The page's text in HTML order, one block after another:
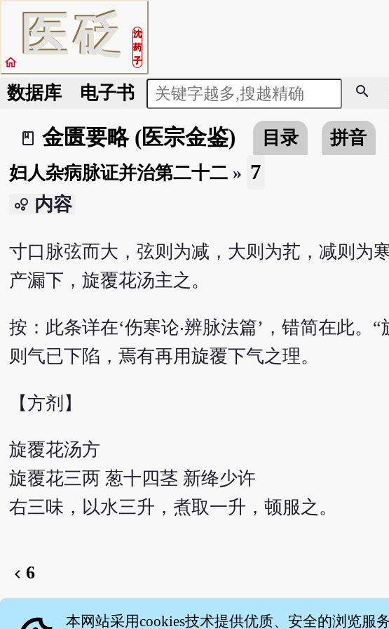
医砭
沈
药
子
home
数据库 电子书 search
book_2
金匮要略 (医宗金鉴) 目录 拼音
妇人杂病脉证并治第二十二» 7
bubble_chart 内容
寸口脉弦而大，弦则为减，大则为芤，减则为
产漏下，旋覆花汤主之。
按：此条详在‘伤寒论‧辨脉法篇’，错简在此。
则气已下陷，焉有再用旋覆下气之理。
【方剂】
旋覆花汤方
旋覆花三两 葱十四茎 新绛少许
右三味，以水三升，煮取一升，顿服之。
chevron_left 6
English version本网站采用cookies技术提供优质、安全的浏览服